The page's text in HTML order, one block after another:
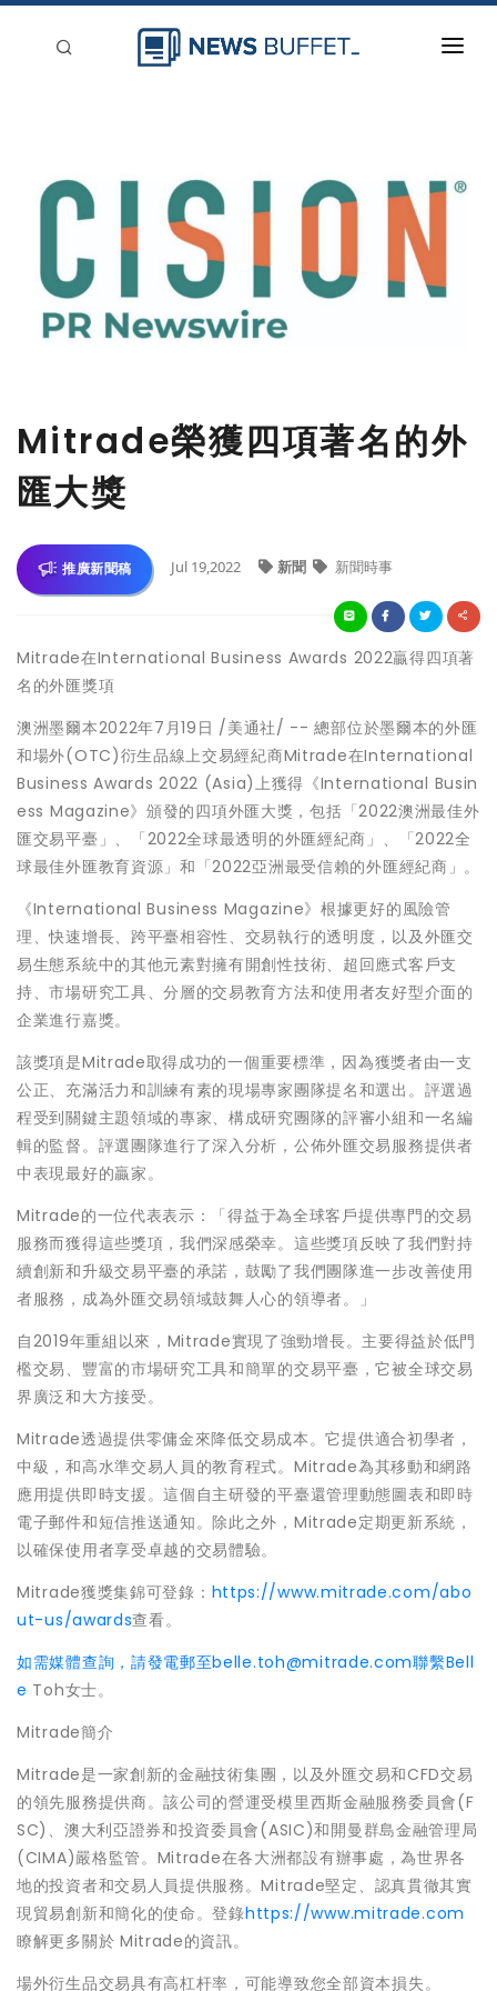
登入
Mitrade榮獲四項著名的外
匯大獎
推廣新聞稿 Jul 19,2022 新聞 新聞時事
Mitrade在International Business Awards 2022贏得四項著
名的外匯獎項
澳洲墨爾本2022年7月19日 /美通社/ -- 總部位於墨爾本的外匯
和場外(OTC)衍生品線上交易經紀商Mitrade在International
Business Awards 2022 (Asia)上獲得《International Busin
ess Magazine》頒發的四項外匯大獎，包括「2022澳洲最佳外
匯交易平臺」、「2022全球最透明的外匯經紀商」、「2022全
球最佳外匯教育資源」和「2022亞洲最受信賴的外匯經紀商」。
《International Business Magazine》根據更好的風險管
理、快速增長、跨平臺相容性、交易執行的透明度，以及外匯交
易生態系統中的其他元素對擁有開創性技術、超回應式客戶支
持、市場研究工具、分層的交易教育方法和使用者友好型介面的
企業進行嘉獎。
該獎項是Mitrade取得成功的一個重要標準，因為獲獎者由一支
公正、充滿活力和訓練有素的現場專家團隊提名和選出。評選過
程受到關鍵主題領域的專家、構成研究團隊的評審小組和一名編
輯的監督。評選團隊進行了深入分析，公佈外匯交易服務提供者
中表現最好的贏家。
Mitrade的一位代表表示：「得益于為全球客戶提供專門的交易
服務而獲得這些獎項，我們深感榮幸。這些獎項反映了我們對持
續創新和升級交易平臺的承諾，鼓勵了我們團隊進一步改善使用
者服務，成為外匯交易領域鼓舞人心的領導者。」
自2019年重組以來，Mitrade實現了強勁增長。主要得益於低門
檻交易、豐富的市場研究工具和簡單的交易平臺，它被全球交易
界廣泛和大方接受。
Mitrade透過提供零傭金來降低交易成本。它提供適合初學者，
中級，和高水準交易人員的教育程式。Mitrade為其移動和網路
應用提供即時支援。這個自主研發的平臺還管理動態圖表和即時
電子郵件和短信推送通知。除此之外，Mitrade定期更新系統，
以確保使用者享受卓越的交易體驗。
Mitrade獲獎集錦可登錄： https://www.mitrade.com/abo
ut-us/awards查看。
如需媒體查詢，請發電郵至belle.toh@mitrade.com聯繫Bell
e Toh女士。
Mitrade簡介
Mitrade是一家創新的金融技術集團，以及外匯交易和CFD交易
的領先服務提供商。該公司的營運受模里西斯金融服務委員會(F
SC)、澳大利亞證券和投資委員會(ASIC)和開曼群島金融管理局
(CIMA)嚴格監管。Mitrade在各大洲都設有辦事處，為世界各
地的投資者和交易人員提供服務。Mitrade堅定、認真貫徹其實
現貿易創新和簡化的使命。登錄https://www.mitrade.com
瞭解更多關於 Mitrade的資訊。
場外衍生品交易具有高杠杆率，可能導致您全部資本損失。